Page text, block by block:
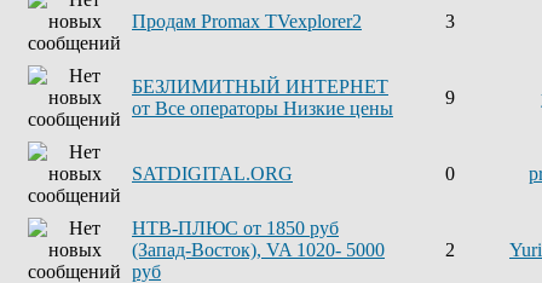
Продам Promax TVexplorer2 3
БЕЗЛИМИТНЫЙ ИНТЕРНЕТ
от Все операторы Низкие цены
9
SATDIGITAL.ORG 0
НТВ-ПЛЮС от 1850 руб
(Запад-Восток), VA 1020- 5000
руб
2